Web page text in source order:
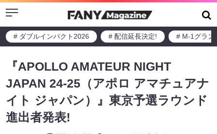
Menu
# ダブルインパクト2026 # 配信延長決定! # M-1グラン
『APOLLO AMATEUR NIGHT
JAPAN 24-25（アポロ アマチュアナ
イト ジャパン）』東京予選ラウンド
進出者発表!